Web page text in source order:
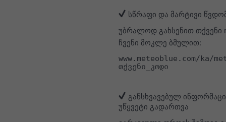
სწრაფი და მარტივი
უბრალოდ გახსენით თქვენი
ჩვენი მოკლე ბმულით:
www.meteoblue.com/ka/
თქვენი_კოდი
განსხვავებულ
უწყვეტი გადართვა